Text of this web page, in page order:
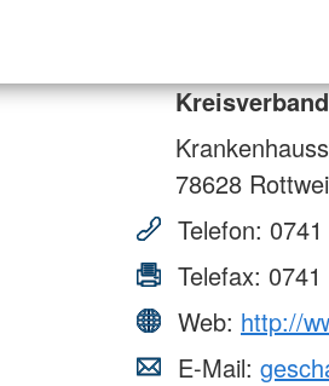
78628
Telefon:
Telefax:
Web: http://
E-Mail: